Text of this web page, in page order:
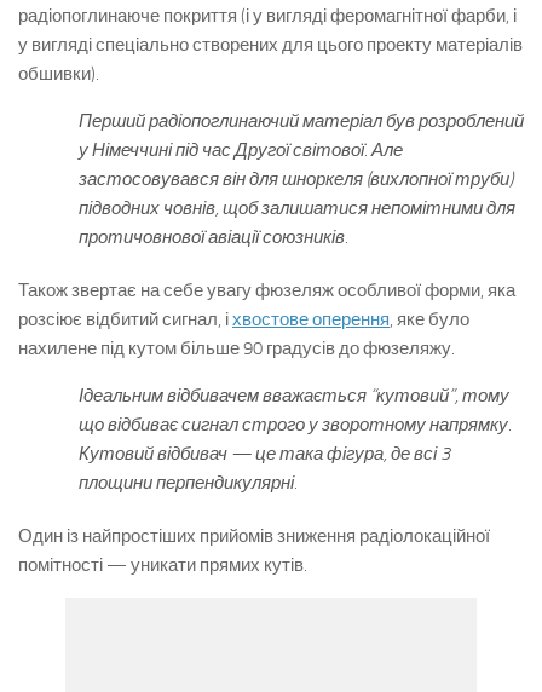
радіопоглинаюче покриття (і у вигляді феромагнітної фарби, і
у вигляді спеціально створених для цього проекту матеріалів
обшивки).
Перший радіопоглинаючий матеріал був розроблений
у Німеччині під час Другої світової. Але
застосовувався він для шноркеля (вихлопної труби)
підводних човнів, щоб залишатися непомітними для
протичовнової авіації союзників.
Також звертає на себе увагу фюзеляж особливої форми, яка
розсіює відбитий сигнал, іхвостове оперення, яке було
нахилене під кутом більше 90 градусів до фюзеляжу.
Ідеальним відбивачем вважається “кутовий”, тому
що відбиває сигнал строго у зворотному напрямку.
Кутовий відбивач — це така фігура, де всі 3
площини перпендикулярні.
Один із найпростіших прийомів зниження радіолокаційної
помітності — уникати прямих кутів.